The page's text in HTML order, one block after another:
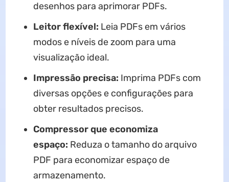
desenhos para aprimorar PDFs.
Leitor flexível: Leia PDFs em vários
modos e níveis de zoom para uma
visualização ideal.
Impressão precisa: Imprima PDFs com
diversas opções e configurações para
obter resultados precisos.
Compressor que economiza
espaço: Reduza o tamanho do arquivo
PDF para economizar espaço de
armazenamento.